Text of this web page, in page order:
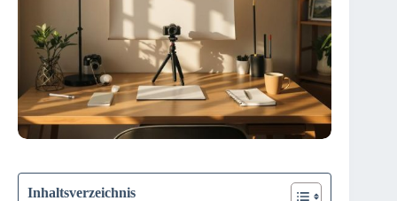
Inhaltsverzeichnis